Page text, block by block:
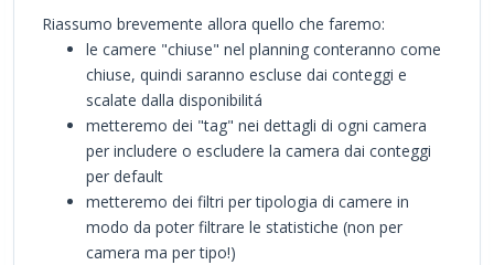
Riassumo brevemente allora quello che faremo:
le camere "chiuse" nel planning conteranno come
chiuse, quindi saranno escluse dai conteggi e
scalate dalla disponibilitá
metteremo dei "tag" nei dettagli di ogni camera
per includere o escludere la camera dai conteggi
per default
metteremo dei filtri per tipologia di camere in
modo da poter filtrare le statistiche (non per
camera ma per tipo!)